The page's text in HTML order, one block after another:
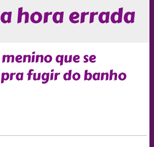
hora errada
que se
fugir do banho